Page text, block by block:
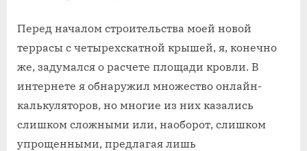
Перед началом строительства моей новой
террасы с четырехскатной крышей, я, конечно
же, задумался о расчете площади кровли. В
интернете я обнаружил множество онлайн-
калькуляторов, но многие из них казались
слишком сложными или, наоборот, слишком
упрощенными, предлагая лишь